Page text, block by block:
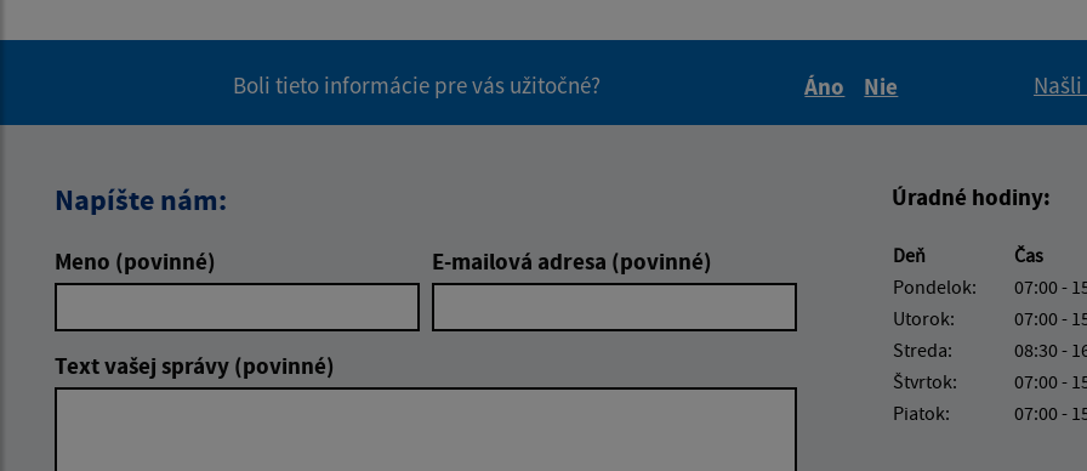
Boli tieto informácie pre vás užitočné?
Áno
Nie
Napíšte nám:
Meno (povinné) E-mailová adresa (povinné)
Text vašej správy (povinné)
Úradné hodiny:
Deň
Čas
Pondelok:
07:00 -
Utorok:
07:00 -
Streda:
08:30 -
Štvrtok:
07:00 -
Piatok:
07:00 -